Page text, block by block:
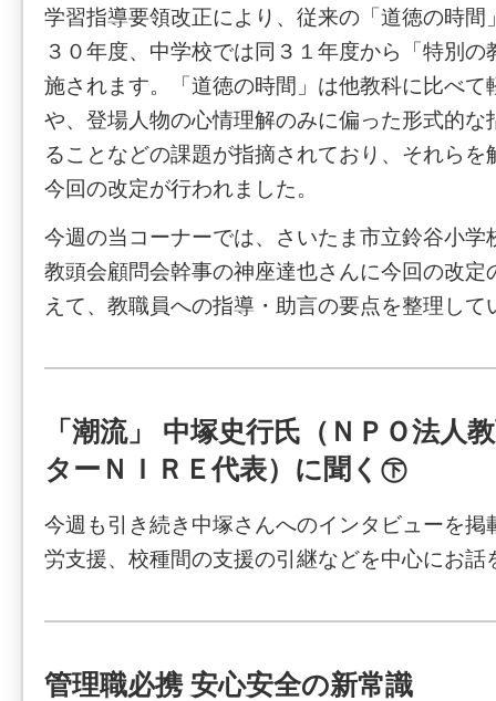
学習指導要領改正により、従来の「道徳の時間
３０年度、中学校では同３１年度から「特別の
施されます。「道徳の時間」は他教科に比べて
や、登場人物の心情理解のみに偏った形式的な
ることなどの課題が指摘されており、それらを
今回の改定が行われました。
今週の当コーナーでは、さいたま市立鈴谷小学
教頭会顧問会幹事の神座達也さんに今回の改定
えて、教職員への指導・助言の要点を整理して
「潮流」 中塚史行氏（ＮＰＯ法人
ターＮＩＲＥ代表）に聞く㊦
今週も引き続き中塚さんへのインタビューを掲
労支援、校種間の支援の引継などを中心にお話
管理職必携 安心安全の新常識